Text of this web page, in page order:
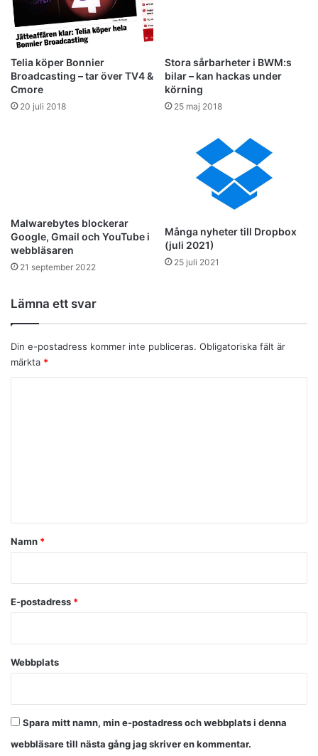
Telia köper Bonnier
Broadcasting – tar över TV4 &
Cmore
20 juli 2018
Stora sårbarheter i BWM:s
bilar – kan hackas under
körning
25 maj 2018
Malwarebytes blockerar
Google, Gmail och YouTube i
webbläsaren
21 september 2022
Många nyheter till Dropbox
(juli 2021)
25 juli 2021
Lämna ett svar
Din e-postadress kommer inte publiceras. Obligatoriska fält är
märkta *
a
Namn *
E-postadress *
Webbplats
Spara mitt namn, min e-postadress och webbplats i denna
webbläsare till nästa gång jag skriver en kommentar.